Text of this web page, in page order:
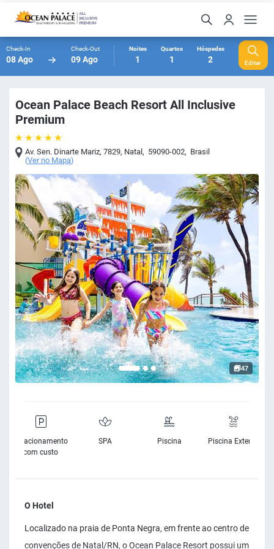
Check-In
08 Ago
Check-Out
09 Ago
Noites
1
Quartos
1
Hóspedes
2 Editar
Ocean Palace Beach Resort All Inclusive
Premium
Av. Sen. Dinarte Mariz, 7829, Natal, 59090-002, Brasil
(Ver no Mapa)
47
Estacionamento
com custo
SPA Piscina Piscina Exterior
O Hotel
Localizado na praia de Ponta Negra, em frente ao centro de
convenções de Natal/RN, o Ocean Palace Resort possui um